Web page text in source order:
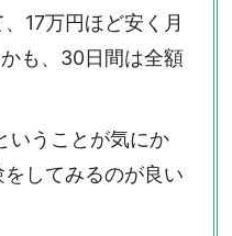
17万円ほど安く月
も、30日間は全額
いうことが気にか
してみるのが良い